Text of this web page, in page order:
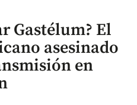
Gastélum? El
asesinado
en